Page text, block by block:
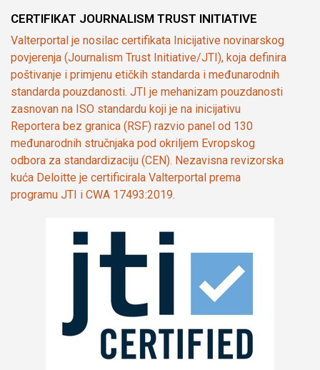
CERTIFIKAT JOURNALISM TRUST INITIATIVE
Valterportal je nosilac certifikata Inicijative novinarskog
povjerenja (Journalism Trust Initiative/JTI), koja definira
poštivanje i primjenu etičkih standarda i međunarodnih
standarda pouzdanosti. JTI je mehanizam pouzdanosti
zasnovan na ISO standardu koji je na inicijativu
Reportera bez granica (RSF) razvio panel od 130
međunarodnih stručnjaka pod okriljem Evropskog
odbora za standardizaciju (CEN). Nezavisna revizorska
kuća Deloitte je certificirala Valterportal prema
programu JTI i CWA 17493:2019.